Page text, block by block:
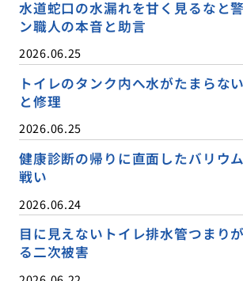
水道蛇口の水漏れを甘く見るなと
ン職人の本音と助言
2026.06.25
トイレのタンク内へ水がたまらな
と修理
2026.06.25
健康診断の帰りに直面したバリウ
戦い
2026.06.24
目に見えないトイレ排水管つまり
る二次被害